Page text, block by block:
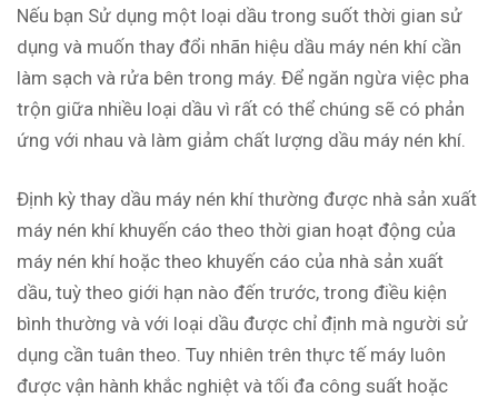
Nếu bạn Sử dụng một loại dầu trong suốt thời gian sử
dụng và muốn thay đổi nhãn hiệu dầu máy nén khí cần
làm sạch và rửa bên trong máy. Để ngăn ngừa việc pha
trộn giữa nhiều loại dầu vì rất có thể chúng sẽ có phản
ứng với nhau và làm giảm chất lượng dầu máy nén khí.
Định kỳ thay dầu máy nén khí thường được nhà sản xuất
máy nén khí khuyến cáo theo thời gian hoạt động của
máy nén khí hoặc theo khuyến cáo của nhà sản xuất
dầu, tuỳ theo giới hạn nào đến trước, trong điều kiện
bình thường và với loại dầu được chỉ định mà người sử
dụng cần tuân theo. Tuy nhiên trên thực tế máy luôn
được vận hành khắc nghiệt và tối đa công suất hoặc